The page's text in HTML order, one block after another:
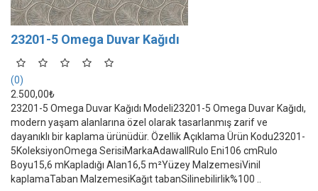
23201-5 Omega Duvar Kağıdı
(0)
2.500,00₺
23201-5 Omega Duvar Kağıdı Modeli23201-5 Omega Duvar Kağıdı,
modern yaşam alanlarına özel olarak tasarlanmış zarif ve
dayanıklı bir kaplama ürünüdür. Özellik Açıklama Ürün Kodu23201-
5KoleksiyonOmega SerisiMarkaAdawallRulo Eni106 cmRulo
Boyu15,6 mKapladığı Alan16,5 m²Yüzey MalzemesiVinil
kaplamaTaban MalzemesiKağıt tabanSilinebilirlik%100 ..